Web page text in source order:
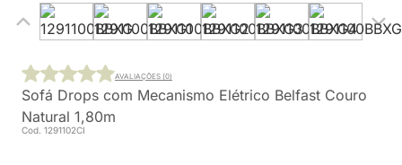
Sofá Drops com Mecanismo Elétrico Belfast Couro
Natural 1,80m
Cod. 1291102CI
AVALIAÇÕES (0)